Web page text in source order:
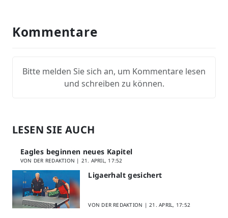
Kommentare
Bitte melden Sie sich an, um Kommentare lesen
und schreiben zu können.
LESEN SIE AUCH
Eagles beginnen neues Kapitel
VON DER REDAKTION | 21. APRIL, 17:52
Ligaerhalt gesichert
VON DER REDAKTION |21. APRIL, 17:52